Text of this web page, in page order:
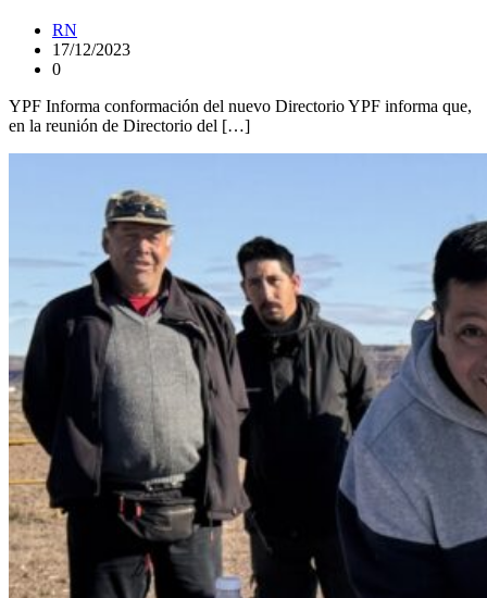
RN
17/12/2023
0
YPF Informa conformación del nuevo Directorio YPF informa que,
en la reunión de Directorio del […]